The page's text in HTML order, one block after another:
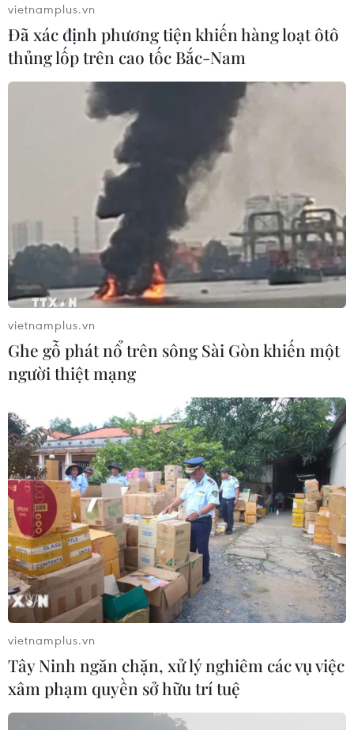
vietnamplus.vn
Đã xác định phương tiện khiến hàng loạt ôtô
thủng lốp trên cao tốc Bắc-Nam
vietnamplus.vn
Ghe gỗ phát nổ trên sông Sài Gòn khiến một
người thiệt mạng
vietnamplus.vn
Tây Ninh ngăn chặn, xử lý nghiêm các vụ việc
xâm phạm quyền sở hữu trí tuệ